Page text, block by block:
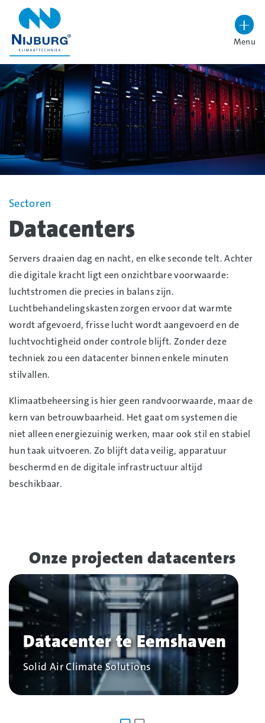
overslaan
Hoog contrast wisselenMenu
Sectoren
Datacenters
Servers draaien dag en nacht, en elke seconde telt. Achter
die digitale kracht ligt een onzichtbare voorwaarde:
luchtstromen die precies in balans zijn.
Luchtbehandelingskasten zorgen ervoor dat warmte
wordt afgevoerd, frisse lucht wordt aangevoerd en de
luchtvochtigheid onder controle blijft. Zonder deze
techniek zou een datacenter binnen enkele minuten
stilvallen.
Klimaatbeheersing is hier geen randvoorwaarde, maar de
kern van betrouwbaarheid. Het gaat om systemen die
niet alleen energiezuinig werken, maar ook stil en stabiel
hun taak uitvoeren. Zo blijft data veilig, apparatuur
beschermd en de digitale infrastructuur altijd
beschikbaar.
Onze projecten datacenters
Datacenter te Eemshaven
Bedrijf
Solid Air Climate Solutions